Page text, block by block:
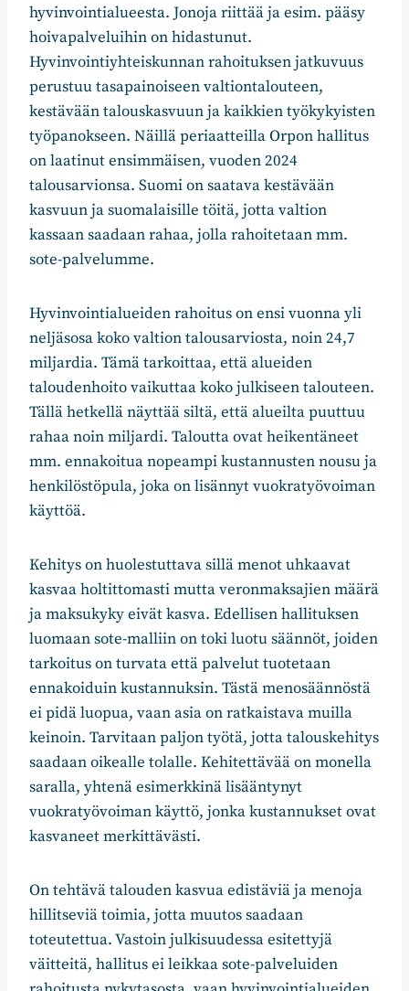
hyvinvointialueesta. Jonoja riittää ja esim. pääsy
hoivapalveluihin on hidastunut.
Hyvinvointiyhteiskunnan rahoituksen jatkuvuus
perustuu tasapainoiseen valtiontalouteen,
kestävään talouskasvuun ja kaikkien työkykyisten
työpanokseen. Näillä periaatteilla Orpon hallitus
on laatinut ensimmäisen, vuoden 2024
talousarvionsa. Suomi on saatava kestävään
kasvuun ja suomalaisille töitä, jotta valtion
kassaan saadaan rahaa, jolla rahoitetaan mm.
sote-palvelumme.
Hyvinvointialueiden rahoitus on ensi vuonna yli
neljäsosa koko valtion talousarviosta, noin 24,7
miljardia. Tämä tarkoittaa, että alueiden
taloudenhoito vaikuttaa koko julkiseen talouteen.
Tällä hetkellä näyttää siltä, että alueilta puuttuu
rahaa noin miljardi. Taloutta ovat heikentäneet
mm. ennakoitua nopeampi kustannusten nousu ja
henkilöstöpula, joka on lisännyt vuokratyövoiman
käyttöä.
Kehitys on huolestuttava sillä menot uhkaavat
kasvaa holtittomasti mutta veronmaksajien määrä
ja maksukyky eivät kasva. Edellisen hallituksen
luomaan sote-malliin on toki luotu säännöt, joiden
tarkoitus on turvata että palvelut tuotetaan
ennakoiduin kustannuksin. Tästä menosäännöstä
ei pidä luopua, vaan asia on ratkaistava muilla
keinoin. Tarvitaan paljon työtä, jotta talouskehitys
saadaan oikealle tolalle. Kehitettävää on monella
saralla, yhtenä esimerkkinä lisääntynyt
vuokratyövoiman käyttö, jonka kustannukset ovat
kasvaneet merkittävästi.
On tehtävä talouden kasvua edistäviä ja menoja
hillitseviä toimia, jotta muutos saadaan
toteutettua. Vastoin julkisuudessa esitettyjä
väitteitä, hallitus ei leikkaa sote-palveluiden